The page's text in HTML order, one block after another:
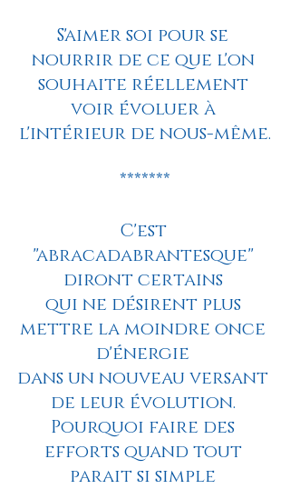
S'aimer soi pour se
nourrir de ce que l'on
souhaite réellement
voir évoluer à
l'intérieur de nous-même.
*******
C'est
"abracadabrantesque"
diront certains
qui ne désirent plus
mettre la moindre once
d'énergie
dans un nouveau versant
de leur évolution.
Pourquoi faire des
efforts quand tout
parait si simple